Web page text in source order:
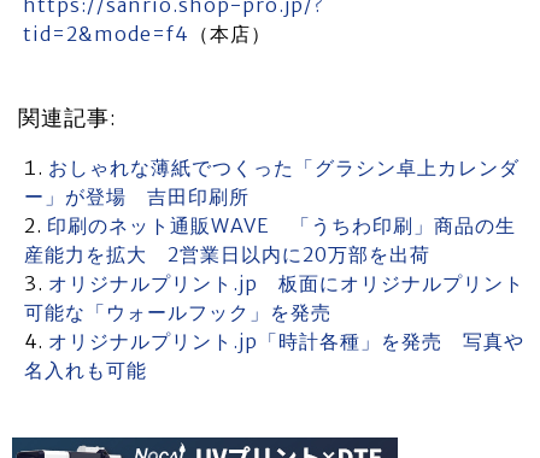
https://sanrio.shop-pro.jp/?
tid=2&mode=f4 （本店）
関連記事:
おしゃれな薄紙でつくった「グラシン卓上カレンダ
ー」が登場 吉田印刷所
印刷のネット通販WAVE 「うちわ印刷」商品の生
産能力を拡大 2営業日以内に20万部を出荷
オリジナルプリント.jp 板面にオリジナルプリント
可能な「ウォールフック」を発売
オリジナルプリント.jp「時計各種」を発売 写真や
名入れも可能